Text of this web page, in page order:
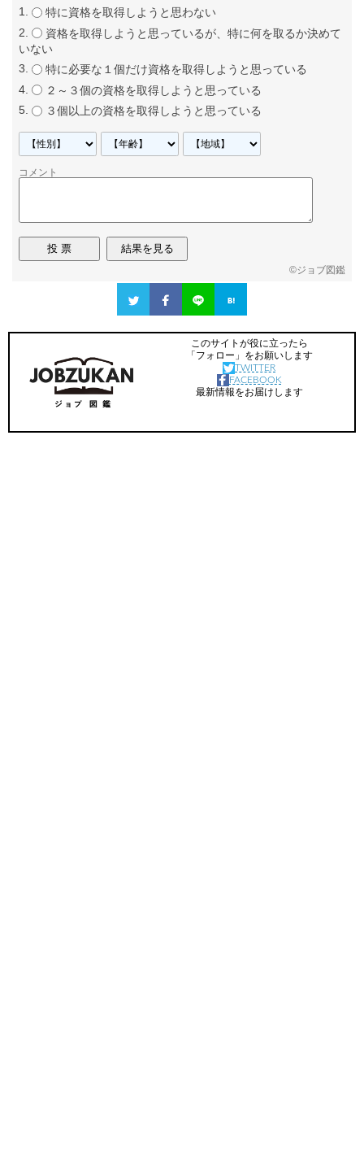
特に資格を取得しようと思わない
資格を取得しようと思っているが、特に何を取るか決めて
いない
特に必要な１個だけ資格を取得しようと思っている
２～３個の資格を取得しようと思っている
３個以上の資格を取得しようと思っている
コメント
©ジョブ図鑑
このサイトが役に立ったら
「フォロー」をお願いします
TWITTER
FACEBOOK
最新情報をお届けします